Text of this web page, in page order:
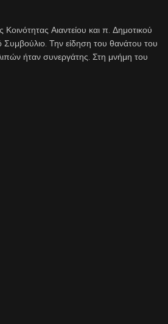
Αιαντείου και π. Δημοτικού
Την είδηση του θανάτου του
ήταν συνεργάτης. Στη μνήμη του